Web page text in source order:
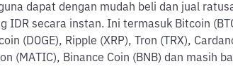
dapat dengan mudah beli dan jual
IDR secara instan. Ini termasuk Bitcoin
(DOGE), Ripple (XRP), Tron (TRX),
(MATIC), Binance Coin (BNB) dan masih